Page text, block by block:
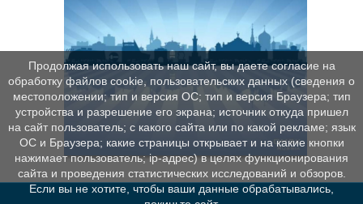
Продолжая использовать наш сайт, вы даете согласие на
обработку файлов cookie, пользовательских данных (сведения о
местоположении; тип и версия ОС; тип и версия Браузера; тип
устройства и разрешение его экрана; источник откуда пришел
на сайт пользователь; с какого сайта или по какой рекламе; язык
ОС и Браузера; какие страницы открывает и на какие кнопки
нажимает пользователь; ip-адрес) в целях функционирования
сайта и проведения статистических исследований и обзоров.
Если вы не хотите, чтобы ваши данные обрабатывались,